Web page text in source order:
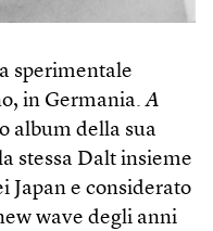
sperimentale
in Germania.A
album della sua
stessa Dalt insieme
Japan e considerato
wave degli anni